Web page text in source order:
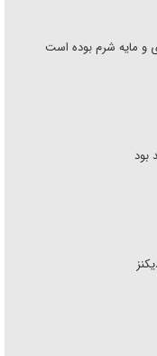
و مایه شرم بوده است
بود